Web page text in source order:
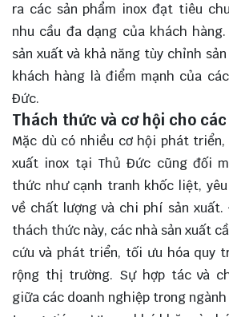
ra các sản phẩm inox đạt tiêu
nhu cầu đa dạng của khách
sản xuất và khả năng tùy chỉnh
khách hàng là điểm mạnh của
Đức.
Thách thức và cơ hội cho
Mặc dù có nhiều cơ hội phát
xuất inox tại Thủ Đức cũng đối
thức như cạnh tranh khốc liệt,
về chất lượng và chi phí sản
thách thức này, các nhà sản xuất
cứu và phát triển, tối ưu hóa quy
rộng thị trường. Sự hợp tác và
giữa các doanh nghiệp trong